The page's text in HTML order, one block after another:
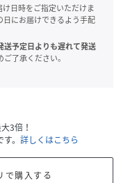
日時をご指定いただけま
日にお届けできるよう手配
予定日よりも遅れて発送
了承ください。
3倍！
。 詳しくはこちら
購入する